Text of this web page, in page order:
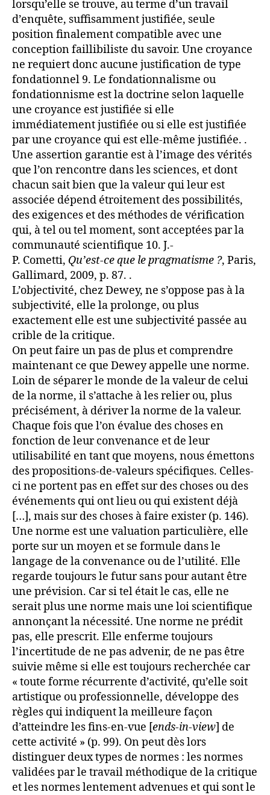
lorsqu’elle se trouve, au terme d’un travail
d’enquête, suffisamment justifiée, seule
position finalement compatible avec une
conception faillibiliste du savoir. Une croyance
ne requiert donc aucune justification de type
fondationnel 9. Le fondationnalisme ou
fondationnisme est la doctrine selon laquelle
une croyance est justifiée si elle
immédiatement justifiée ou si elle est justifiée
par une croyance qui est elle-même justifiée. .
Une assertion garantie est à l’image des vérités
que l’on rencontre dans les sciences, et dont
chacun sait bien que la valeur qui leur est
associée dépend étroitement des possibilités,
des exigences et des méthodes de vérification
qui, à tel ou tel moment, sont acceptées par la
communauté scientifique 10. J.-
P. Cometti, Qu’est-ce que le pragmatisme ?, Paris,
Gallimard, 2009, p. 87. .
L’objectivité, chez Dewey, ne s’oppose pas à la
subjectivité, elle la prolonge, ou plus
exactement elle est une subjectivité passée au
crible de la critique.
On peut faire un pas de plus et comprendre
maintenant ce que Dewey appelle une norme.
Loin de séparer le monde de la valeur de celui
de la norme, il s’attache à les relier ou, plus
précisément, à dériver la norme de la valeur.
Chaque fois que l’on évalue des choses en
fonction de leur convenance et de leur
utilisabilité en tant que moyens, nous émettons
des propositions-de-valeurs spécifiques. Celles-
ci ne portent pas en effet sur des choses ou des
événements qui ont lieu ou qui existent déjà
[…], mais sur des choses à faire exister (p. 146).
Une norme est une valuation particulière, elle
porte sur un moyen et se formule dans le
langage de la convenance ou de l’utilité. Elle
regarde toujours le futur sans pour autant être
une prévision. Car si tel était le cas, elle ne
serait plus une norme mais une loi scientifique
annonçant la nécessité. Une norme ne prédit
pas, elle prescrit. Elle enferme toujours
l’incertitude de ne pas advenir, de ne pas être
suivie même si elle est toujours recherchée car
« toute forme récurrente d’activité, qu’elle soit
artistique ou professionnelle, développe des
règles qui indiquent la meilleure façon
d’atteindre les fins-en-vue [ends-in-view] de
cette activité » (p. 99). On peut dès lors
distinguer deux types de normes : les normes
validées par le travail méthodique de la critique
et les normes lentement advenues et qui sont le